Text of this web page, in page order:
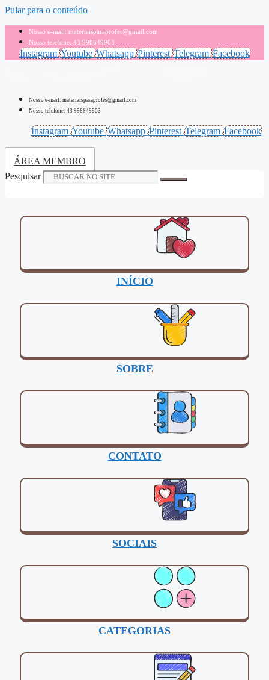
Pular para o conteúdo
Nosso e-mail: materiaisparaprofes@gmail.com
Nosso telefone: 43 998649903
Instagram Youtube Whatsapp Pinterest Telegram Facebook
Nosso e-mail: materiaisparaprofes@gmail.com
Nosso telefone: 43 998649903
Instagram Youtube Whatsapp Pinterest Telegram Facebook
ÁREA MEMBRO
Pesquisar
INÍCIO
SOBRE
CONTATO
SOCIAIS
CATEGORIAS